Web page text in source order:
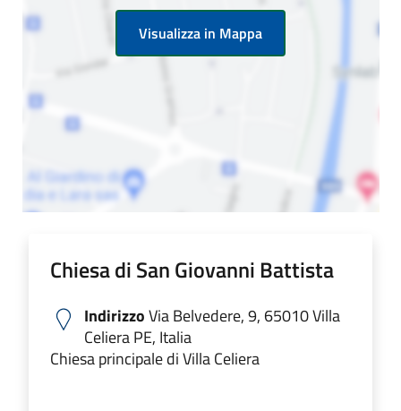
Visualizza in Mappa
Chiesa di San Giovanni Battista
IndirizzoVia Belvedere, 9, 65010 Villa
Celiera PE, Italia
Chiesa principale di Villa Celiera